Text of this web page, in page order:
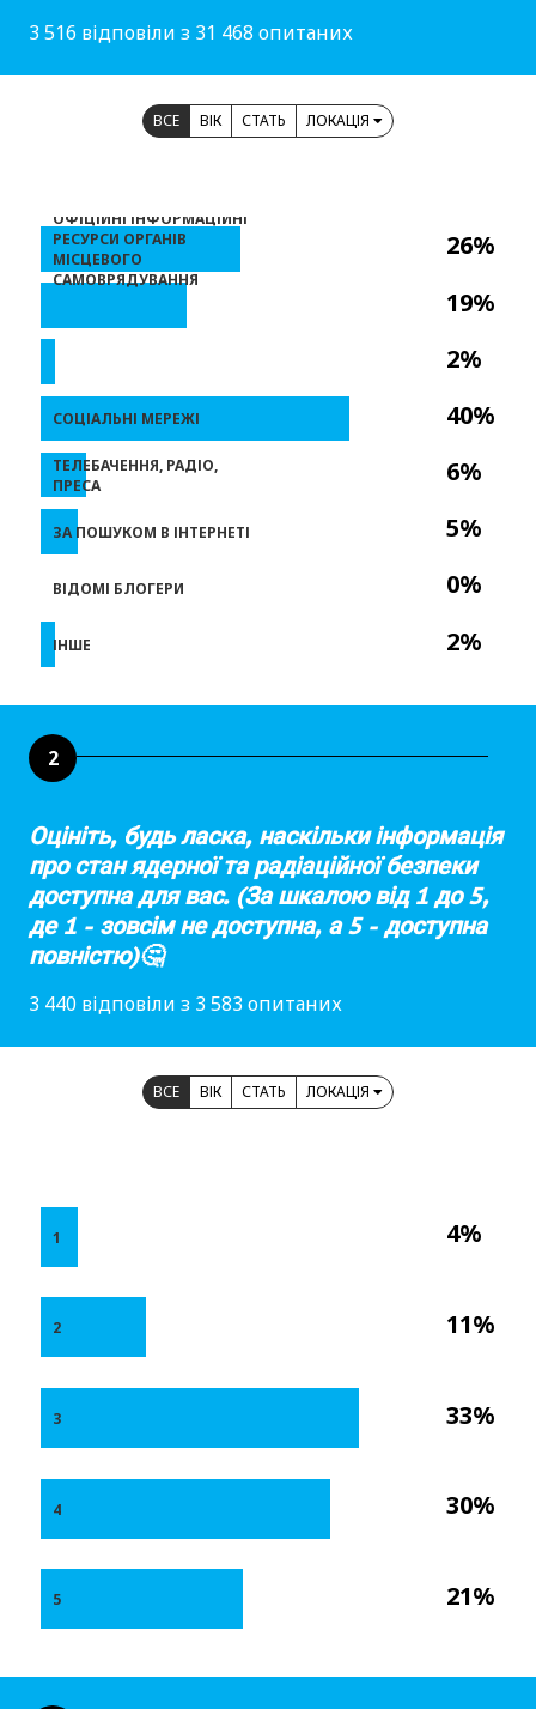
3 516 відповіли з 31 468 опитаних
ВСЕ ВІК СТАТЬ ЛОКАЦІЯ
26%
19%
2%
40%
6%
5%
0%
2%
ОФІЦІЙНІ ІНФОРМАЦІЙНІ
РЕСУРСИ ОРГАНІВ
МІСЦЕВОГО
САМОВРЯДУВАННЯ
СОЦІАЛЬНІ МЕРЕЖІ
ТЕЛЕБАЧЕННЯ, РАДІО,
ПРЕСА
ЗА ПОШУКОМ В ІНТЕРНЕТІ
ВІДОМІ БЛОГЕРИ
ІНШЕ
2
Оцініть, будь ласка, наскільки інформація
про стан ядерної та радіаційної безпеки
доступна для вас. (За шкалою від 1 до 5,
де 1 - зовсім не доступна, а 5 - доступна
повністю)🤔
3 440 відповіли з 3 583 опитаних
ВСЕ ВІК СТАТЬ ЛОКАЦІЯ
4%
11%
33%
30%
21%
1
2
3
4
5